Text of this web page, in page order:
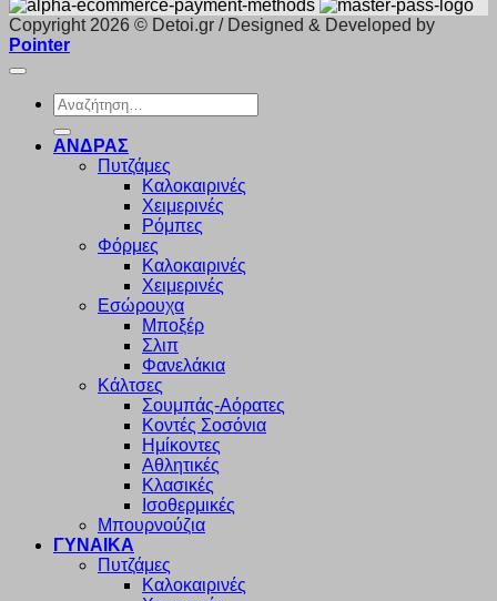
Copyright 2026 © Detoi.gr / Designed & Developed by
Pointer
Αναζήτηση
για:
ΑΝΔΡΑΣ
Πυτζάμες
Καλοκαιρινές
Χειμερινές
Ρόμπες
Φόρμες
Καλοκαιρινές
Χειμερινές
Εσώρουχα
Μποξέρ
Σλιπ
Φανελάκια
Κάλτσες
Σουμπάς-Αόρατες
Κοντές Σοσόνια
Ημίκοντες
Αθλητικές
Κλασικές
Ισοθερμικές
Μπουρνούζια
ΓΥΝΑΙΚΑ
Πυτζάμες
Καλοκαιρινές